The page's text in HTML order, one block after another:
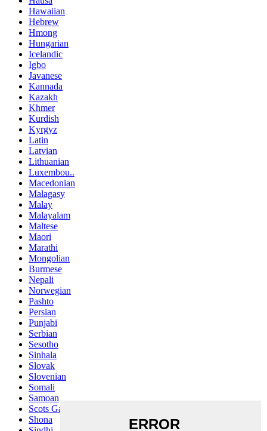
Hawaiian
Hebrew
Hmong
Hungarian
Icelandic
Igbo
Javanese
Kannada
Kazakh
Khmer
Kurdish
Kyrgyz
Latin
Latvian
Lithuanian
Luxembou..
Macedonian
Malagasy
Malay
Malayalam
Maltese
Maori
Marathi
Mongolian
Burmese
Nepali
Norwegian
Pashto
Persian
Punjabi
Serbian
Sesotho
Sinhala
Slovak
Slovenian
Somali
Samoan
Scots Gaelic
Shona